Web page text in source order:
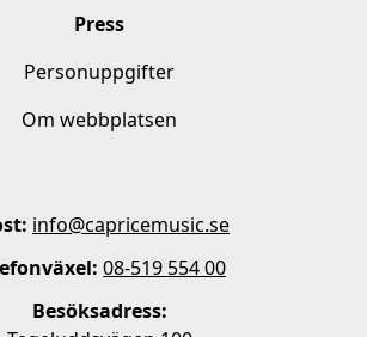
Press
Personuppgifter
Om webbplatsen
info@capricemusic.se
08-519 554 00
Besöksadress: